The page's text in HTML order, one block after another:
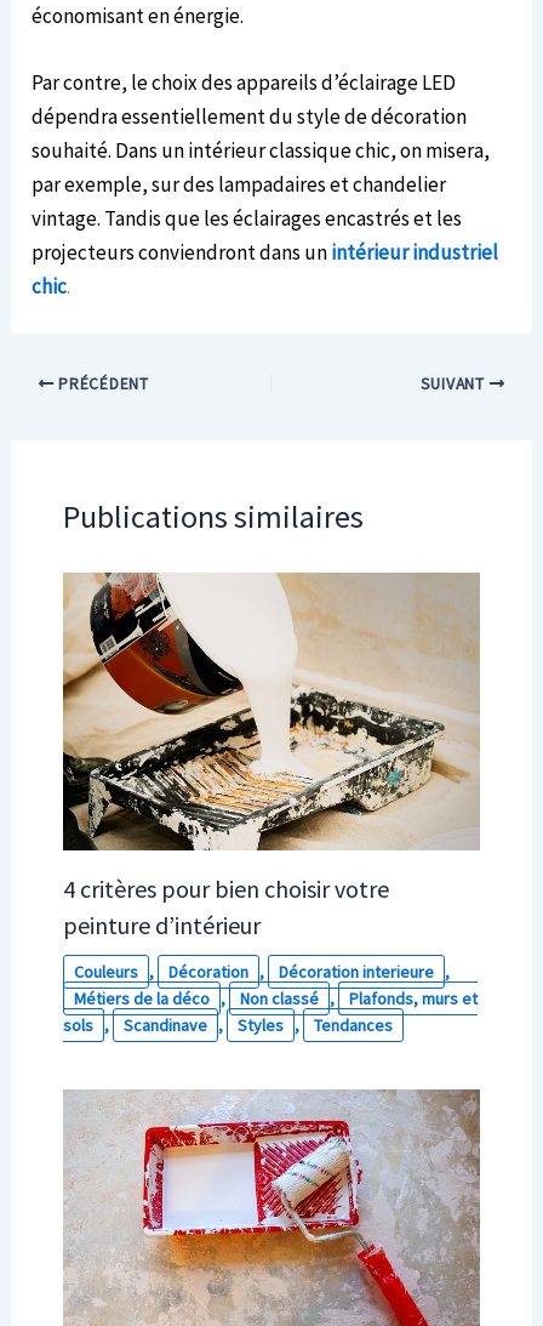
économisant en énergie.
Par contre, le choix des appareils d’éclairage LED
dépendra essentiellement du style de décoration
souhaité. Dans un intérieur classique chic, on misera,
par exemple, sur des lampadaires et chandelier
vintage. Tandis que les éclairages encastrés et les
projecteurs conviendront dans unintérieurindustriel
chic.
PRÉCÉDENT SUIVANT
Publications similaires
4 critères pour bien choisir votre
peinture d’intérieur
Couleurs , Décoration , Décoration interieure ,
Métiers de la déco , Non classé ,
Plafonds, murs et
sols , Scandinave , Styles , Tendances